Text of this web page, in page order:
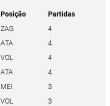
Posição
Partidas
ZAG
4
ATA
4
VOL
4
ATA
4
MEI
3
VOL
3